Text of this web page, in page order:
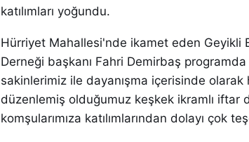
katılımları yoğundu.
Hürriyet Mahallesi'nde ikamet eden Geyikli
Derneği başkanı Fahri Demirbaş
sakinlerimiz ile dayanışma içerisinde
düzenlemiş olduğumuz keşkek ikramlı
komşularımıza katılımlarından dolayı çok